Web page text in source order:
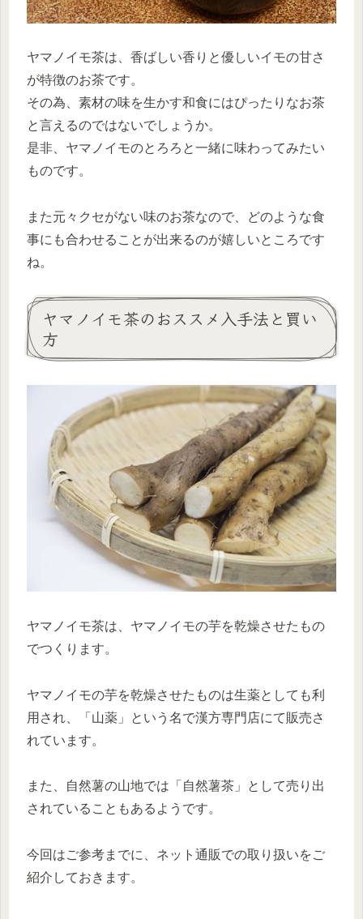
ヤマノイモ茶は、香ばしい香りと優しいイモの甘さ
が特徴のお茶です。
その為、素材の味を生かす和食にはぴったりなお茶
と言えるのではないでしょうか。
是非、ヤマノイモのとろろと一緒に味わってみたい
ものです。
また元々クセがない味のお茶なので、どのような食
事にも合わせることが出来るのが嬉しいところです
ね。
ヤマノイモ茶のおススメ入手法と買い
方
ヤマノイモ茶は、ヤマノイモの芋を乾燥させたもの
でつくります。
ヤマノイモの芋を乾燥させたものは生薬としても利
用され、「山薬」という名で漢方専門店にて販売さ
れています。
また、自然薯の山地では「自然薯茶」として売り出
されていることもあるようです。
今回はご参考までに、ネット通販での取り扱いをご
紹介しておきます。